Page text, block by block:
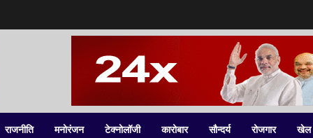
राजनीति मनोरंजन टेक्नोलॉजी कारोबार सौन्दर्य रोजगार खेल